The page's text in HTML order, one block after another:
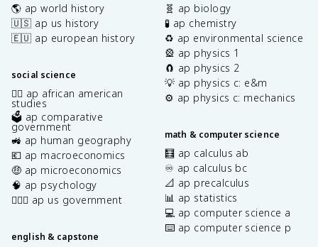
🌎 ap world history
🇺🇸 ap us history
🇪🇺 ap european history
social science
✊🏿 ap african american
studies
🗳️ ap comparative
government
🚜 ap human geography
💶 ap macroeconomics
🤑 ap microeconomics
🧠 ap psychology
👩🏾‍⚖️ ap us government
english & capstone
🧬 ap biology
🧪 ap chemistry
♻️ ap environmental science
🎡 ap physics 1
🧲 ap physics 2
💡 ap physics c: e&m
⚙️ ap physics c: mechanics
math & computer science
🧮 ap calculus ab
♾️ ap calculus bc
📐 ap precalculus
📊 ap statistics
💻 ap computer science a
⌨️ ap computer science p